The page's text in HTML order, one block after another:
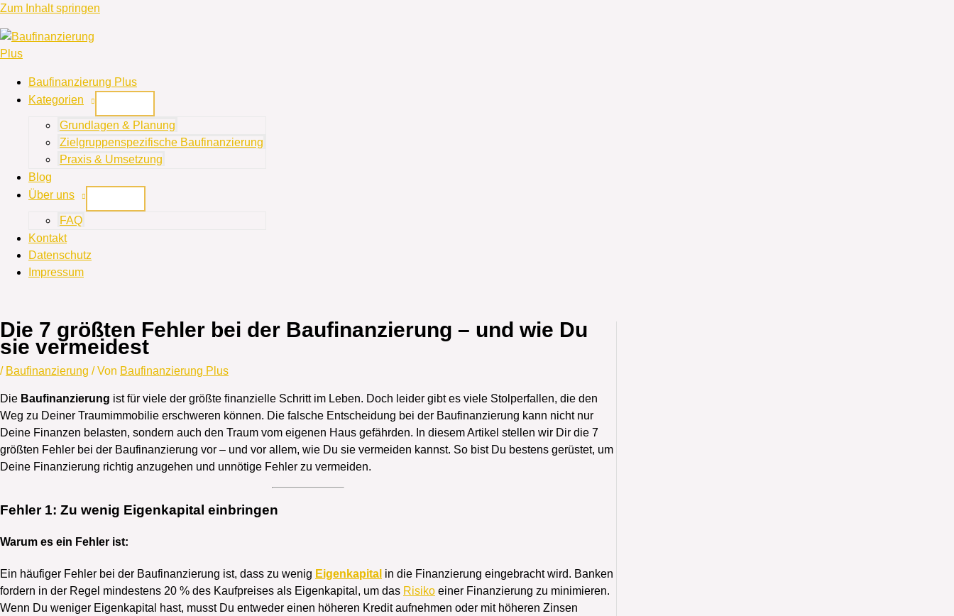
Zum Inhalt springen
Baufinanzierung Plus
Kategorien
Grundlagen & Planung
Zielgruppenspezifische Baufinanzierung
Praxis & Umsetzung
Blog
Über uns
FAQ
Kontakt
Datenschutz
Impressum
Die 7 größten Fehler bei der Baufinanzierung – und wie Du
sie vermeidest
/ Baufinanzierung / Von Baufinanzierung Plus
Die Baufinanzierung ist für viele der größte finanzielle Schritt im Leben. Doch leider gibt es viele Stolperfallen, die den
Weg zu Deiner Traumimmobilie erschweren können. Die falsche Entscheidung bei der Baufinanzierung kann nicht nur
Deine Finanzen belasten, sondern auch den Traum vom eigenen Haus gefährden. In diesem Artikel stellen wir Dir die 7
größten Fehler bei der Baufinanzierung vor – und vor allem, wie Du sie vermeiden kannst. So bist Du bestens gerüstet, um
Deine Finanzierung richtig anzugehen und unnötige Fehler zu vermeiden.
Fehler 1: Zu wenig Eigenkapital einbringen
Warum es ein Fehler ist:
Ein häufiger Fehler bei der Baufinanzierung ist, dass zu wenig Eigenkapital in die Finanzierung eingebracht wird. Banken
fordern in der Regel mindestens 20 % des Kaufpreises als Eigenkapital, um das Risiko einer Finanzierung zu minimieren.
Wenn Du weniger Eigenkapital hast, musst Du entweder einen höheren Kredit aufnehmen oder mit höheren Zinsen